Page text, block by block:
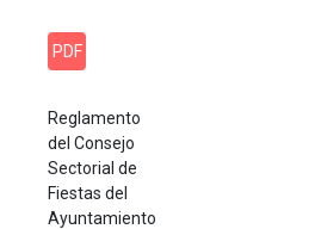
PDF
Reglamento
del Consejo
Sectorial de
Fiestas del
Ayuntamiento